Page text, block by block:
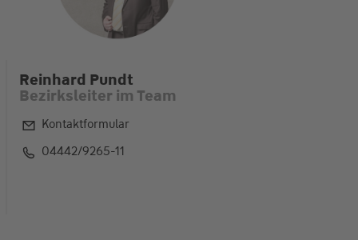
Reinhard Pundt
Bezirksleiter im Team
Kontaktformular
04442/9265-11